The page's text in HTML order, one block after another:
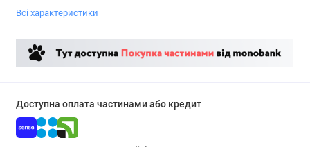
Всі характеристики
Доступна оплата частинами або кредит